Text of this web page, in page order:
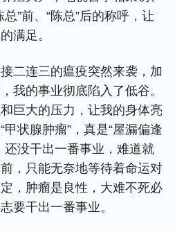
”前、“陈总”后的称呼，让
满足。
二连三的瘟疫突然来袭，加
我的事业彻底陷入了低谷。
巨大的压力，让我的身体亮
状腺肿瘤”，真是“屋漏偏逢
还没干出一番事业，难道就
，只能无奈地等待着命运对
，肿瘤是良性，大难不死必
要干出一番事业。